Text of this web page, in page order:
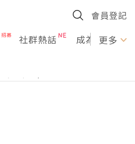
會員登記
社群熱話 成為U更多